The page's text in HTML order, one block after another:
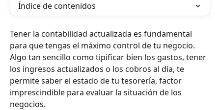
Índice de contenidos
Tener la contabilidad actualizada es fundamental
para que tengas el máximo control de tu negocio.
Algo tan sencillo como tipificar bien los gastos, tener
los ingresos actualizados o los cobros al día, te
permite saber el estado de tu tesorería, factor
imprescindible para evaluar la situación de los
negocios.